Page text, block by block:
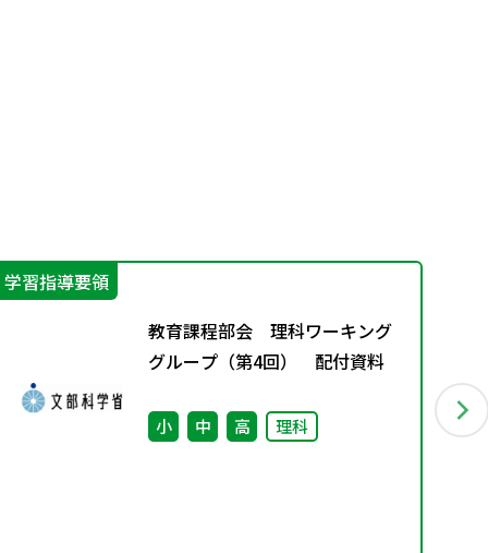
学習指導要領
教育課程部会 理科ワーキング
グループ（第4回） 配付資料
小 中 高 理科